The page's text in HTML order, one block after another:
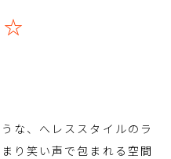
な、へレススタイルのラ
り笑い声で包まれる空間